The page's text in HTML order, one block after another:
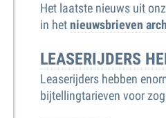
Het laatste nieuws uit
in hetnieuwsbrieven
LEASERIJDERS
Leaserijders hebben
bijtellingtarieven voor